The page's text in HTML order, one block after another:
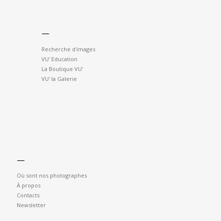
—
Recherche d'images
VU' Education
La Boutique VU'
VU' la Galerie
—
Où sont nos photographes
À propos
Contacts
Newsletter